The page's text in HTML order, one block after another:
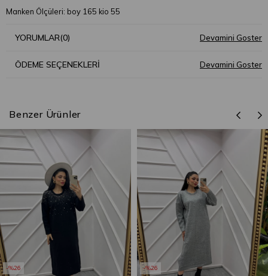
Manken Ölçüleri: boy 165 kio 55
YORUMLAR(0)
ÖDEME SEÇENEKLERI
Benzer Ürünler
%26 %26